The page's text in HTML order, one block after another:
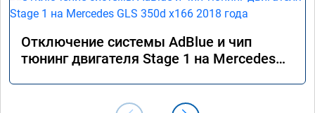
Отключение системы AdBlue и чип
тюнинг двигателя Stage 1 на Mercedes